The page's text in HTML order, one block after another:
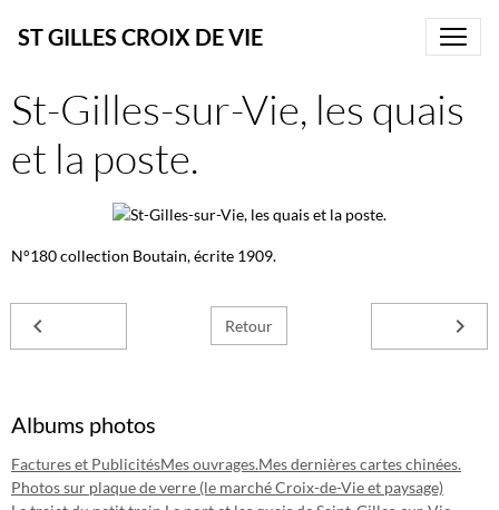
ST GILLES CROIX DE VIE
St-Gilles-sur-Vie, les quais
et la poste.
N°180 collection Boutain, écrite 1909.
Retour
Albums photos
Factures et PublicitésMes ouvrages.Mes dernières cartes chinées.
Photos sur plaque de verre (le marché Croix-de-Vie et paysage)